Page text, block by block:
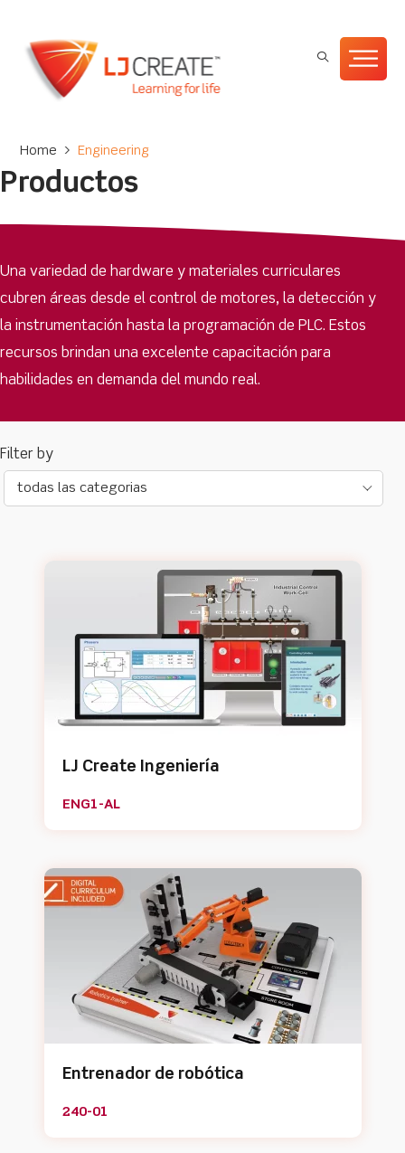
Home > Engineering
Productos
Una variedad de hardware y materiales curriculares
cubren áreas desde el control de motores, la detección y
la instrumentación hasta la programación de PLC. Estos
recursos brindan una excelente capacitación para
habilidades en demanda del mundo real.
todas las categorias
LJ Create Ingeniería
ENG1-AL
Entrenador de robótica
240-01